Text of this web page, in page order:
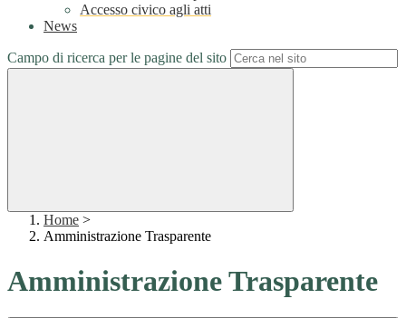
Accesso civico agli atti
News
Campo di ricerca per le pagine del sito
Home >
Amministrazione Trasparente
Amministrazione Trasparente